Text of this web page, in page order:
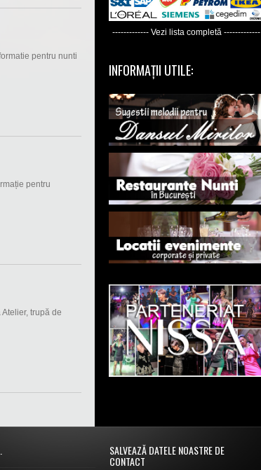
pentru nunti
pentru
trupă de
------------- Vezi lista completă -------------
INFORMAȚII UTILE:
SALVEAZĂ DATELE NOASTRE DE
CONTACT